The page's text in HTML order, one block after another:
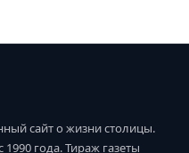
сайт о жизни столицы.
1990 года. Тираж газеты